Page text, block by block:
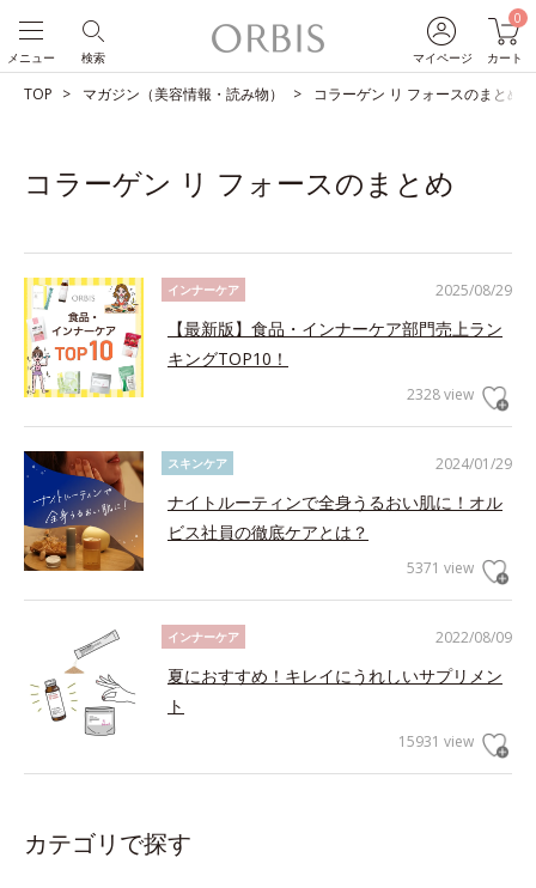
マイページ
0
カート
検索
メニュー
TOP マガジン（美容情報・読み物） コラーゲン リ フォースのまとめ
コラーゲン リ フォースのまとめ
2025/08/29
インナーケア
【最新版】食品・インナーケア部門売上ラン
キングTOP10！
2328 view
2024/01/29
スキンケア
ナイトルーティンで全身うるおい肌に！オル
ビス社員の徹底ケアとは？
5371 view
2022/08/09
インナーケア
夏におすすめ！キレイにうれしいサプリメン
ト
15931 view
カテゴリで探す